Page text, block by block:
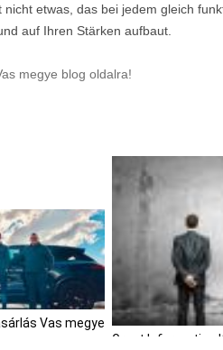
etwas, das bei jedem gleich
auf Ihren Stärken aufbaut.
megye blog oldalra!
Vas megye
Great Information